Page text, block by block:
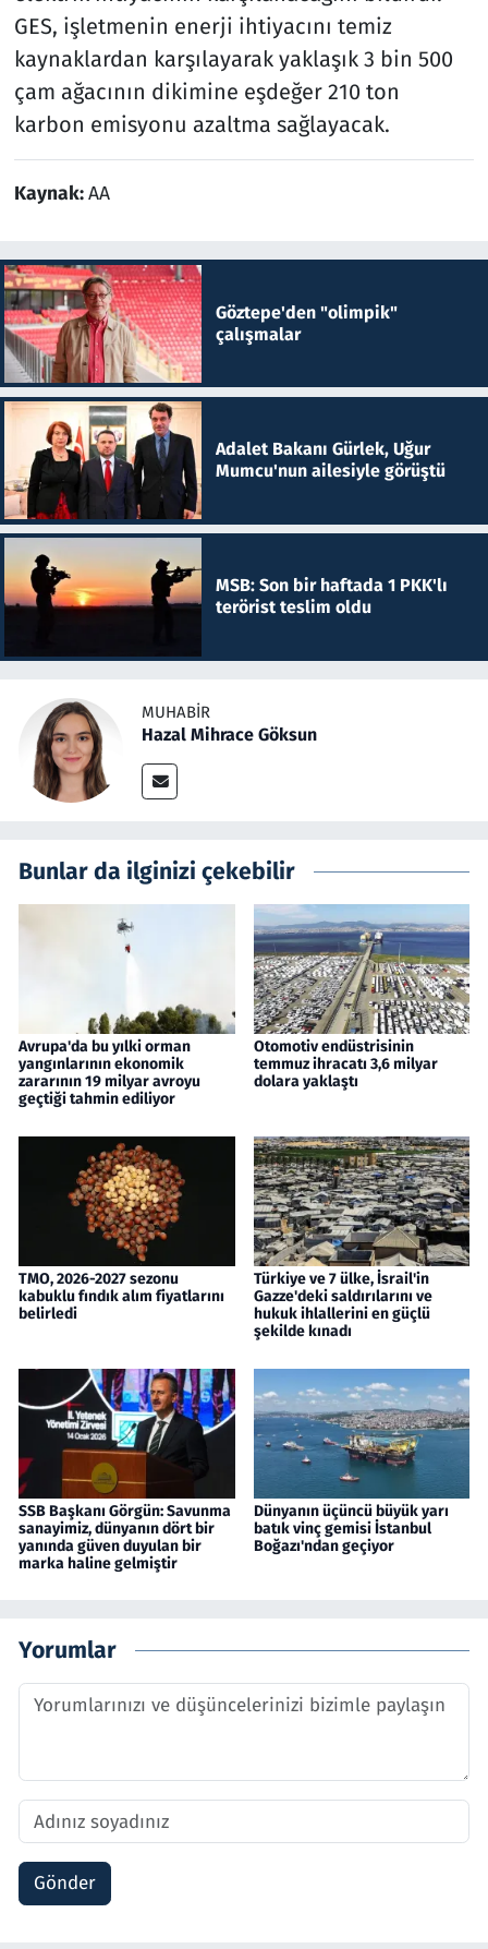
GES, işletmenin enerji ihtiyacını temiz
kaynaklardan karşılayarak yaklaşık 3 bin 500
çam ağacının dikimine eşdeğer 210 ton
karbon emisyonu azaltma sağlayacak.
Kaynak:AA
Göztepe'den "olimpik"
çalışmalar
Adalet Bakanı Gürlek, Uğur
Mumcu'nun ailesiyle görüştü
MSB: Son bir haftada 1 PKK'lı
terörist teslim oldu
MUHABIR
Hazal Mihrace Göksun
Bunlar da ilginizi çekebilir
Avrupa'da bu yılki orman
yangınlarının ekonomik
zararının 19 milyar avroyu
geçtiği tahmin ediliyor
Otomotiv endüstrisinin
temmuz ihracatı 3,6 milyar
dolara yaklaştı
TMO, 2026-2027 sezonu
kabuklu fındık alım fiyatlarını
belirledi
Türkiye ve 7 ülke, İsrail'in
Gazze'deki saldırılarını ve
hukuk ihlallerini en güçlü
şekilde kınadı
SSB Başkanı Görgün: Savunma
sanayimiz, dünyanın dört bir
yanında güven duyulan bir
marka haline gelmiştir
Dünyanın üçüncü büyük yarı
batık vinç gemisi İstanbul
Boğazı'ndan geçiyor
Yorumlar
Gönder